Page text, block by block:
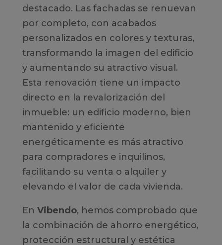
destacado. Las fachadas se renuevan
por completo, con acabados
personalizados en colores y texturas,
transformando la imagen del edificio
y aumentando su atractivo visual.
Esta renovación tiene un impacto
directo en la revalorización del
inmueble: un edificio moderno, bien
mantenido y eficiente
energéticamente es más atractivo
para compradores e inquilinos,
facilitando su venta o alquiler y
elevando el valor de cada vivienda.
En Vibendo, hemos comprobado que
la combinación de ahorro energético,
protección estructural y estética